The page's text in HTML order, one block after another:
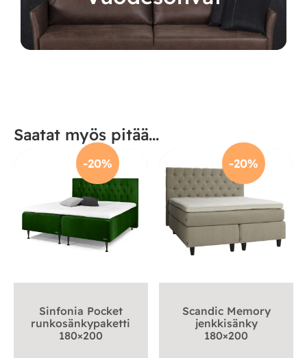
Saatat myös pitää...
-20%
Sinfonia Pocket
runkosänkypaketti
180×200
-20%
Scandic Memory
jenkkisänky
180×200